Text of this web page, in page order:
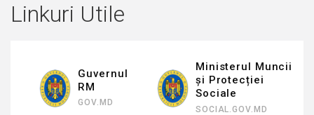
Linkuri Utile
Guvernul
RM
GOV.MD
Ministerul Muncii
și Protecției
Sociale
SOCIAL.GOV.MD